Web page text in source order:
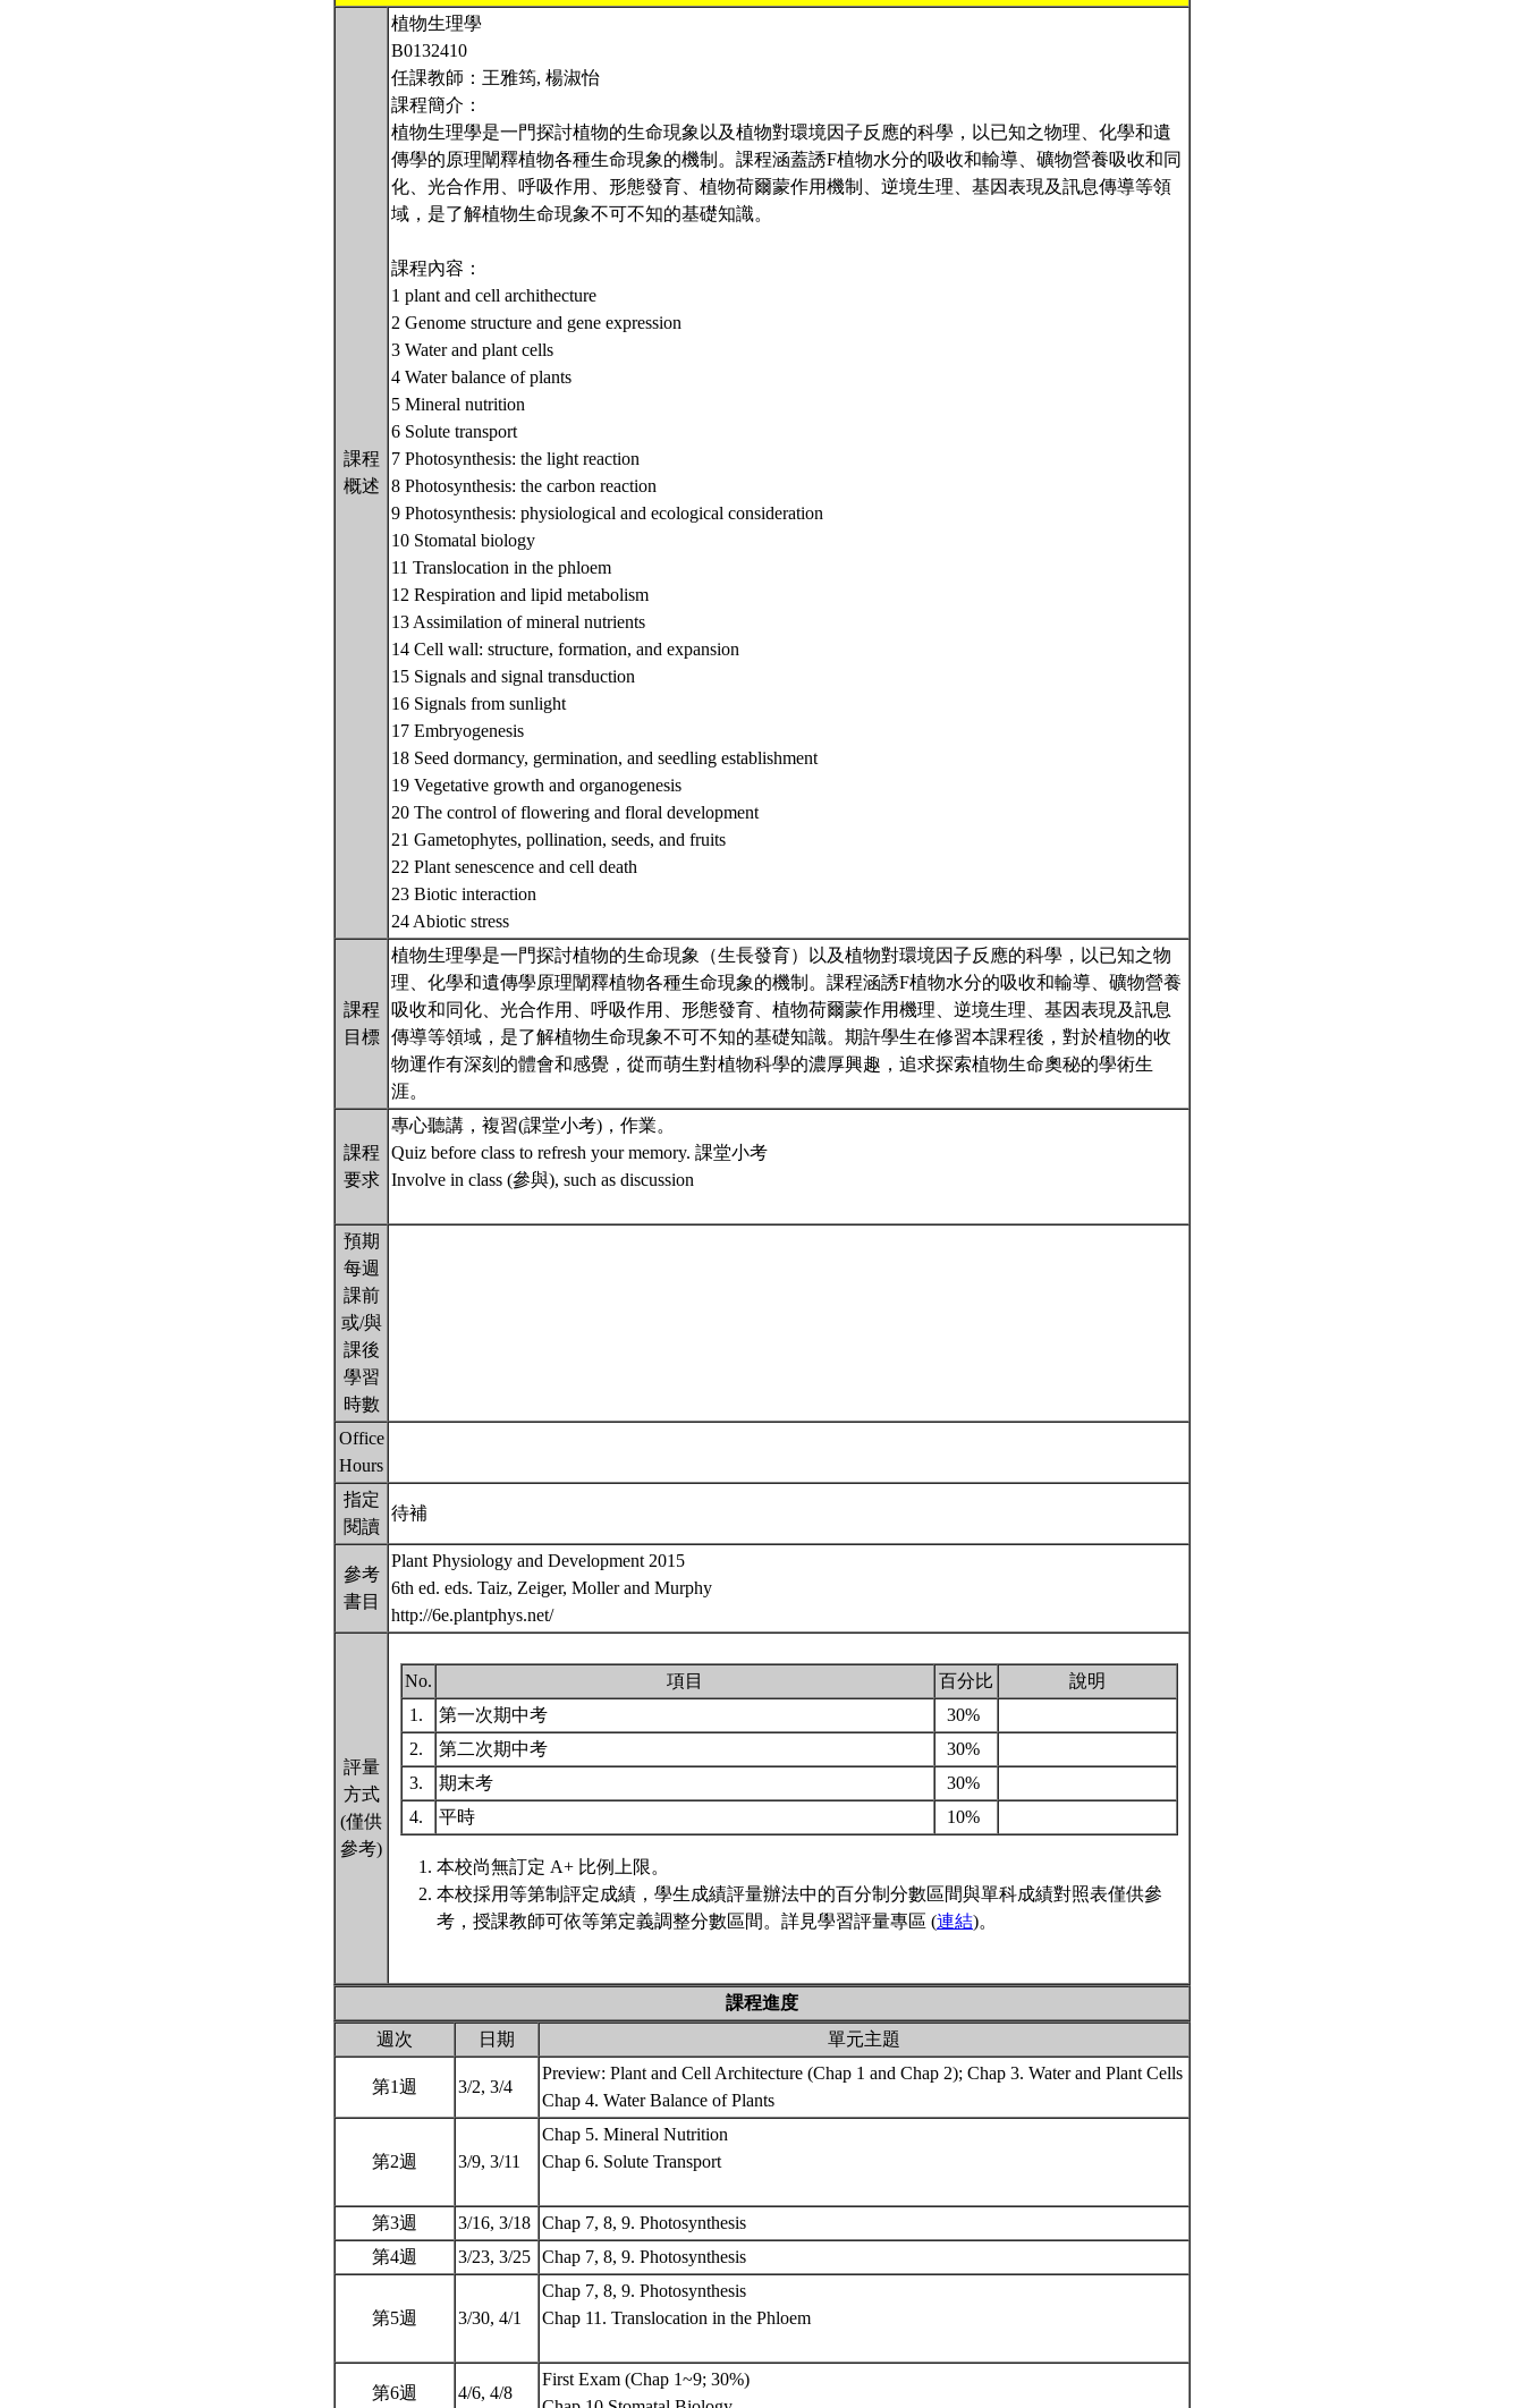
課程
概述
植物生理學
B0132410
任課教師：王雅筠, 楊淑怡
課程簡介：
植物生理學是一門探討植物的生命現象以及植物對環境因子反應的科學，以已知之物理、化學和遺
傳學的原理闡釋植物各種生命現象的機制。課程涵蓋誘F植物水分的吸收和輸導、礦物營養吸收和同
化、光合作用、呼吸作用、形態發育、植物荷爾蒙作用機制、逆境生理、基因表現及訊息傳導等領
域，是了解植物生命現象不可不知的基礎知識。
課程內容：
1 plant and cell archithecture
2 Genome structure and gene expression
3 Water and plant cells
4 Water balance of plants
5 Mineral nutrition
6 Solute transport
7 Photosynthesis: the light reaction
8 Photosynthesis: the carbon reaction
9 Photosynthesis: physiological and ecological consideration
10 Stomatal biology
11 Translocation in the phloem
12 Respiration and lipid metabolism
13 Assimilation of mineral nutrients
14 Cell wall: structure, formation, and expansion
15 Signals and signal transduction
16 Signals from sunlight
17 Embryogenesis
18 Seed dormancy, germination, and seedling establishment
19 Vegetative growth and organogenesis
20 The control of flowering and floral development
21 Gametophytes, pollination, seeds, and fruits
22 Plant senescence and cell death
23 Biotic interaction
24 Abiotic stress
課程
目標
植物生理學是一門探討植物的生命現象（生長發育）以及植物對環境因子反應的科學，以已知之物
理、化學和遺傳學原理闡釋植物各種生命現象的機制。課程涵誘F植物水分的吸收和輸導、礦物營養
吸收和同化、光合作用、呼吸作用、形態發育、植物荷爾蒙作用機理、逆境生理、基因表現及訊息
傳導等領域，是了解植物生命現象不可不知的基礎知識。期許學生在修習本課程後，對於植物的收
物運作有深刻的體會和感覺，從而萌生對植物科學的濃厚興趣，追求探索植物生命奧秘的學術生
涯。
課程
要求
專心聽講，複習(課堂小考)，作業。
Quiz before class to refresh your memory. 課堂小考
Involve in class (參與), such as discussion
預期
每週
課前
或/與
課後
學習
時數
Office
Hours
指定
閱讀
待補
參考
書目
Plant Physiology and Development 2015
6th ed. eds. Taiz, Zeiger, Moller and Murphy
http://6e.plantphys.net/
評量
方式
(僅供
參考)
No. 項目 百分比
說明
1.
第一次期中考
30%
2.
第二次期中考
30%
3.
期末考
30%
4.
平時 10%
本校尚無訂定 A+ 比例上限。
本校採用等第制評定成績，學生成績評量辦法中的百分制分數區間與單科成績對照表僅供參
考，授課教師可依等第定義調整分數區間。詳見學習評量專區 (連結)。
課程進度
週次
日期 單元主題
第1週 3/2, 3/4
Preview: Plant and Cell Architecture (Chap 1 and Chap 2); Chap 3. Water and Plant Cells
Chap 4. Water Balance of Plants
第2週 3/9, 3/11
Chap 5. Mineral Nutrition
Chap 6. Solute Transport
第3週 3/16, 3/18 Chap 7, 8, 9. Photosynthesis
第4週
3/23, 3/25 Chap 7, 8, 9. Photosynthesis
第5週 3/30, 4/1
Chap 7, 8, 9. Photosynthesis
Chap 11. Translocation in the Phloem
第6週 4/6, 4/8
First Exam (Chap 1~9; 30%)